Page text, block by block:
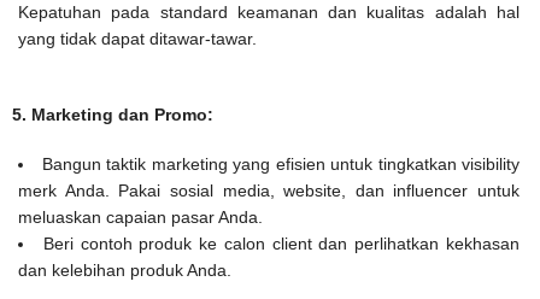
Kepatuhan pada standard keamanan dan kualitas adalah hal
yang tidak dapat ditawar-tawar.
5. Marketing dan Promo:
Bangun taktik marketing yang efisien untuk tingkatkan visibility
merk Anda. Pakai sosial media, website, dan influencer untuk
meluaskan capaian pasar Anda.
Beri contoh produk ke calon client dan perlihatkan kekhasan
dan kelebihan produk Anda.